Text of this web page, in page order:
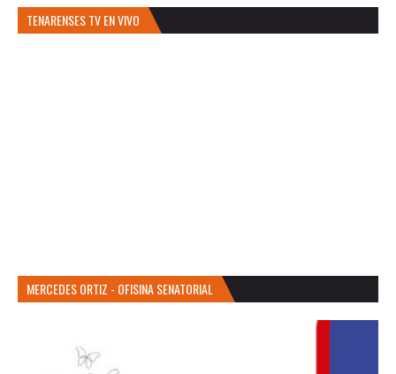
TENARENSES TV EN VIVO
MERCEDES ORTIZ - OFISINA SENATORIAL